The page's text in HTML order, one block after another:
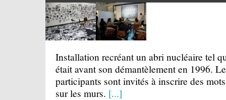
Installation recréant un abri nucléaire tel
était avant son démantèlement en 1996.
participants sont invités à inscrire des mots
sur les murs. [...]